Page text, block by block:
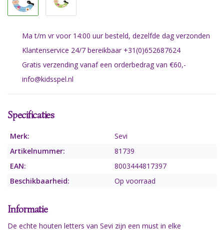
Ma t/m vr voor 14:00 uur besteld, dezelfde dag verzonden
Klantenservice 24/7 bereikbaar +31(0)652687624
Gratis verzending vanaf een orderbedrag van €60,-
info@kidsspel.nl
Specificaties
Merk:
Sevi
Artikelnummer:
81739
EAN:
8003444817397
Beschikbaarheid:
Op voorraad
Informatie
De echte houten letters van Sevi zijn een must in elke